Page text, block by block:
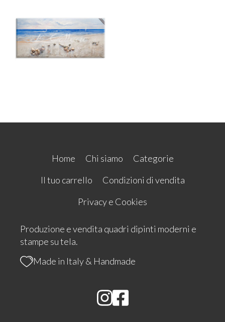
Home Chi siamo
Categorie
Il tuo carrello
Condizioni di vendita
Privacy e Cookies
Produzione e vendita quadri dipinti moderni e
stampe su tela.
Made in Italy & Handmade